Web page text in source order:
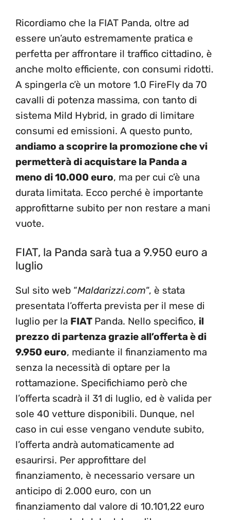
Ricordiamo che la FIAT Panda, oltre ad
essere un’auto estremamente pratica e
perfetta per affrontare il traffico cittadino, è
anche molto efficiente, con consumi ridotti.
A spingerla c’è un motore 1.0 FireFly da 70
cavalli di potenza massima, con tanto di
sistema Mild Hybrid, in grado di limitare
consumi ed emissioni. A questo punto,
andiamo a scoprire la promozione che vi
permetterà di acquistare la Panda a
meno di 10.000 euro, ma per cui c’è una
durata limitata. Ecco perché è importante
approfittarne subito per non restare a mani
vuote.
FIAT, la Panda sarà tua a 9.950 euro a
luglio
Sul sito web “Maldarizzi.com“, è stata
presentata l’offerta prevista per il mese di
luglio per la FIAT Panda. Nello specifico, il
prezzo di partenza grazie all’offerta è di
9.950 euro, mediante il finanziamento ma
senza la necessità di optare per la
rottamazione. Specifichiamo però che
l’offerta scadrà il 31 di luglio, ed è valida per
sole 40 vetture disponibili. Dunque, nel
caso in cui esse vengano vendute subito,
l’offerta andrà automaticamente ad
esaurirsi. Per approfittare del
finanziamento, è necessario versare un
anticipo di 2.000 euro, con un
finanziamento dal valore di 10.101,22 euro